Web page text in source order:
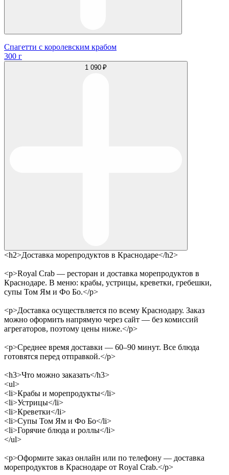
Спагетти с королевским крабом
300 г
1 090 ₽
<h2>Доставка морепродуктов в Краснодаре</h2>
<p>Royal Crab — ресторан и доставка морепродуктов в
Краснодаре. В меню: крабы, устрицы, креветки, гребешки,
супы Том Ям и Фо Бо.</p>
<p>Доставка осуществляется по всему Краснодару. Заказ
можно оформить напрямую через сайт — без комиссий
агрегаторов, поэтому цены ниже.</p>
<p>Среднее время доставки — 60–90 минут. Все блюда
готовятся перед отправкой.</p>
<h3>Что можно заказать</h3>
<ul>
<li>Крабы и морепродукты</li>
<li>Устрицы</li>
<li>Креветки</li>
<li>Супы Том Ям и Фо Бо</li>
<li>Горячие блюда и роллы</li>
</ul>
<p>Оформите заказ онлайн или по телефону — доставка
морепродуктов в Краснодаре от Royal Crab.</p>